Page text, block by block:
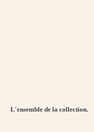
L'ensemble de la collection.